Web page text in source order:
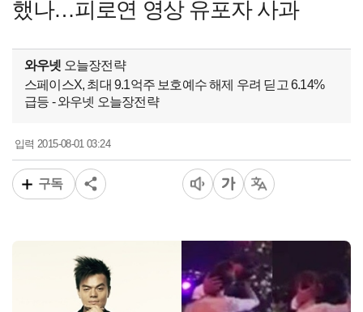
했나…피로연 영상 유포자 사과
와우넷 오늘장전략
스페이스X, 최대 9.1억주 보호예수 해제 우려 딛고 6.14%
급등 - 와우넷 오늘장전략
입력2015-08-01 03:24
구독